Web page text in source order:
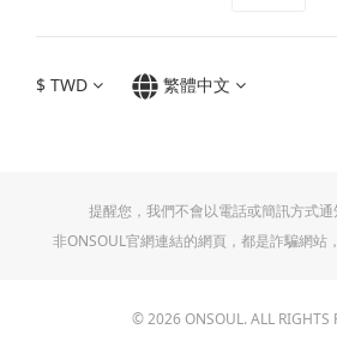
$ TWD 繁體中文
提醒您，我們不會以電話或簡訊方式通
非ONSOUL官網連結的網頁，都是詐騙網站
© 2026 ONSOUL. ALL RIGHTS